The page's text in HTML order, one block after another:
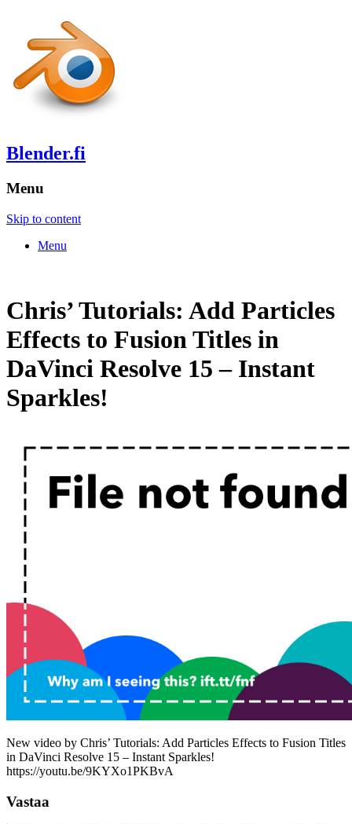
Blender.fi
Menu
Skip to content
Menu
Chris’ Tutorials: Add Particles
Effects to Fusion Titles in
DaVinci Resolve 15 – Instant
Sparkles!
New video by Chris’ Tutorials: Add Particles Effects to Fusion Titles
in DaVinci Resolve 15 – Instant Sparkles!
https://youtu.be/9KYXo1PKBvA
Vastaa